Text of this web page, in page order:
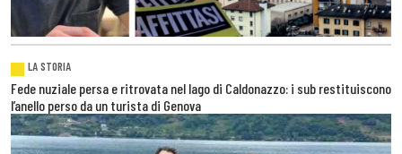
LA STORIA
Fede nuziale persa e ritrovata nel lago di Caldonazzo: i sub restituiscono
l’anello perso da un turista di Genova